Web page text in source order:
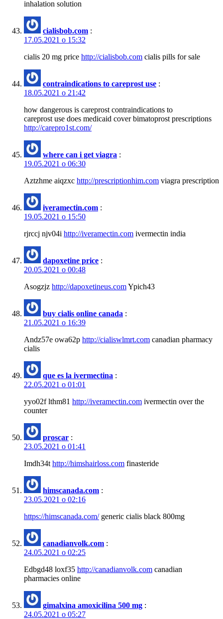
inhalation solution
cialisbob.com :
17.05.2021 о 15:32
cialis 20 mg price http://cialisbob.com cialis pills for sale
contraindications to careprost use :
18.05.2021 о 21:42
how dangerous is careprost contraindications to
careprost use does medicaid cover bimatoprost prescriptions
http://carepro1st.com/
where can i get viagra :
19.05.2021 о 06:30
Aztzhme aiqzxc http://prescriptionhim.com viagra prescription
iveramectin.com :
19.05.2021 о 15:50
rjrccj njv04i http://iveramectin.com ivermectin india
dapoxetine price :
20.05.2021 о 00:48
Asogzjz http://dapoxetineus.comYpich43
buy cialis online canada :
21.05.2021 о 16:39
Andz57e owa62p http://cialiswlmrt.com canadian pharmacy
cialis
que es la ivermectina :
22.05.2021 о 01:01
yyo02f lthm81 http://iveramectin.com ivermectin over the
counter
proscar :
23.05.2021 о 01:41
Imdh34t http://himshairloss.com finasteride
himscanada.com :
23.05.2021 о 02:16
https://himscanada.com/generic cialis black 800mg
canadianvolk.com :
24.05.2021 о 02:25
Edbgd48 loxf35 http://canadianvolk.com canadian
pharmacies online
gimalxina amoxicilina 500 mg :
24.05.2021 о 05:27